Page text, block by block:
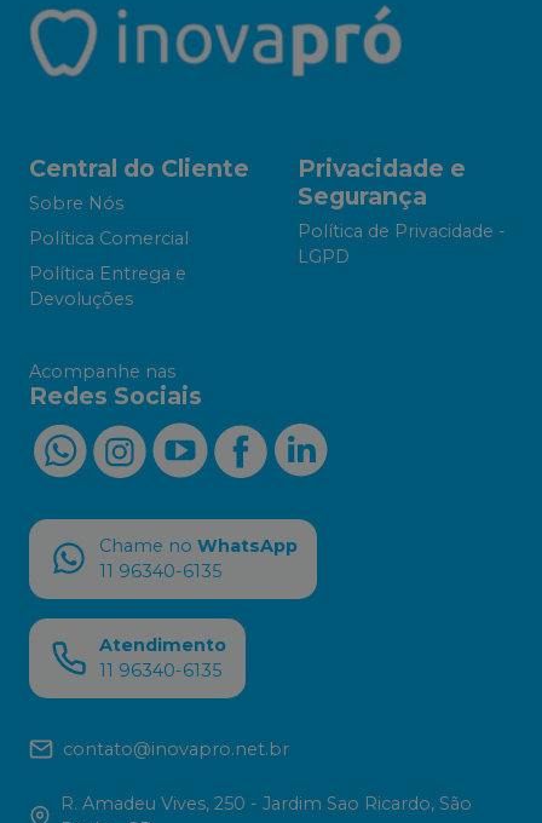
Central do Cliente
Sobre Nós
Política Comercial
Política Entrega e
Devoluções
Privacidade e
Segurança
Política de Privacidade -
LGPD
Acompanhe nas
Redes Sociais
Chame no WhatsApp
11 96340-6135
Atendimento
11 96340-6135
contato@inovapro.net.br
R. Amadeu Vives, 250 - Jardim Sao Ricardo, São